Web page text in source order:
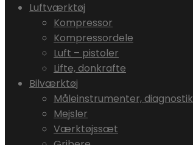
Luftværktøj
Kompressor
Kompressordele
Luft – pistoler
Lifte, donkrafte
Bilværktøj
Måleinstrumenter, diagnostik
Mejsler
Værktøjssæt